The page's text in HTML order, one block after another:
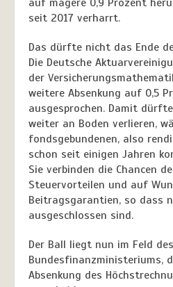
auf magere 0,9 Prozent
seit 2017 verharrt.
Das dürfte nicht das Ende
Die Deutsche
der
weitere Absenkung auf 0,5
ausgesprochen. Damit
weiter an Boden verlieren,
fondsgebundenen, also
schon seit einigen Jahren
Sie verbinden die Chancen
Steuervorteilen und auf
Beitragsgarantien, so dass
ausgeschlossen sind.
Der Ball liegt nun im Feld des
Bundesfinanzministeriums,
Absenkung des